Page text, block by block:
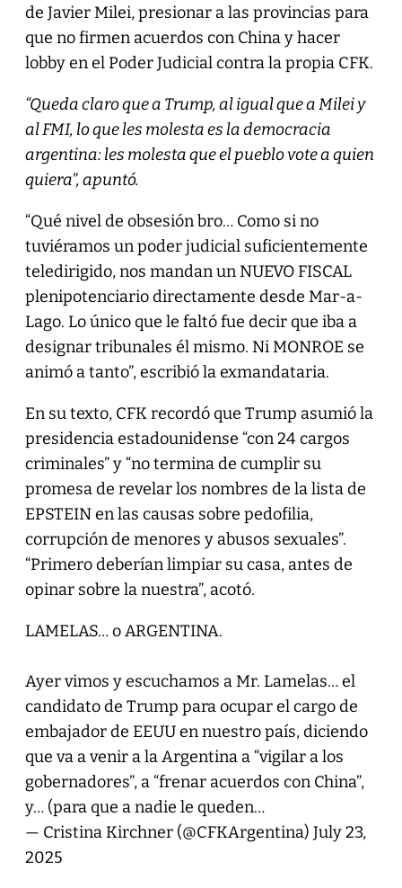
de Javier Milei, presionar a las provincias para
que no firmen acuerdos con China y hacer
lobby en el Poder Judicial contra la propia CFK.
“Queda claro que a Trump, al igual que a Milei y
al FMI, lo que les molesta es la democracia
argentina: les molesta que el pueblo vote a quien
quiera”, apuntó.
“Qué nivel de obsesión bro… Como si no
tuviéramos un poder judicial suficientemente
teledirigido, nos mandan un NUEVO FISCAL
plenipotenciario directamente desde Mar-a-
Lago. Lo único que le faltó fue decir que iba a
designar tribunales él mismo. Ni MONROE se
animó a tanto”, escribió la exmandataria.
En su texto, CFK recordó que Trump asumió la
presidencia estadounidense “con 24 cargos
criminales” y “no termina de cumplir su
promesa de revelar los nombres de la lista de
EPSTEIN en las causas sobre pedofilia,
corrupción de menores y abusos sexuales”.
“Primero deberían limpiar su casa, antes de
opinar sobre la nuestra”, acotó.
LAMELAS… o ARGENTINA.
Ayer vimos y escuchamos a Mr. Lamelas… el
candidato de Trump para ocupar el cargo de
embajador de EEUU en nuestro país, diciendo
que va a venir a la Argentina a “vigilar a los
gobernadores”, a “frenar acuerdos con China”,
y… (para que a nadie le queden…
— Cristina Kirchner (@CFKArgentina) July 23,
2025